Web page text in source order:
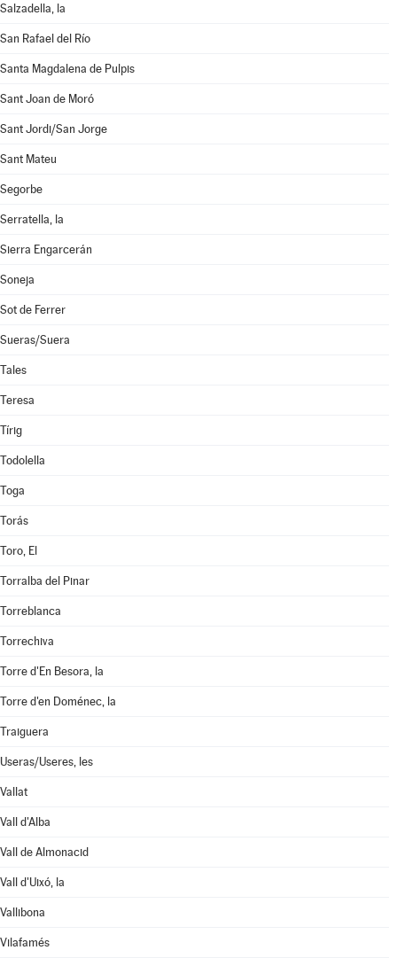
Salzadella, la
San Rafael del Río
Santa Magdalena de Pulpis
Sant Joan de Moró
Sant Jordi/San Jorge
Sant Mateu
Segorbe
Serratella, la
Sierra Engarcerán
Soneja
Sot de Ferrer
Sueras/Suera
Tales
Teresa
Tírig
Todolella
Toga
Torás
Toro, El
Torralba del Pinar
Torreblanca
Torrechiva
Torre d'En Besora, la
Torre d'en Doménec, la
Traiguera
Useras/Useres, les
Vallat
Vall d'Alba
Vall de Almonacid
Vall d'Uixó, la
Vallibona
Vilafamés